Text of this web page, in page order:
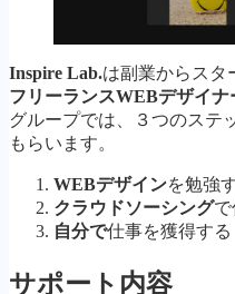
Inspire Lab.は副業からスタ
フリーランスWEBデザイナ
グループでは、３つのステ
もらいます。
WEBデザインを勉強
クラウドソーシングで
自分で仕事を獲得する
サポート内容